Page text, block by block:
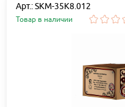
Арт.: SKM-35K8.012
Товар в наличии